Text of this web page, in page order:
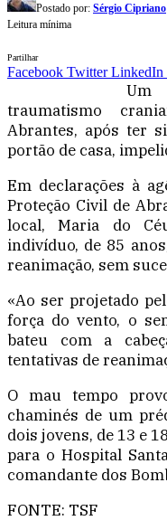
Postado por: Sérgio Cipriano
Leitura mínima
Partilhar
Facebook Twitter LinkedIn
Um
traumatismo
Abrantes, após ter
portão de casa,
Em declarações à
Proteção Civil de
local, Maria do
indivíduo, de 85
reanimação, sem
«Ao ser projetado
força do vento, o
bateu com a
tentativas de
O mau tempo
chaminés de um
dois jovens, de 13 e
para o Hospital
comandante dos
FONTE: TSF